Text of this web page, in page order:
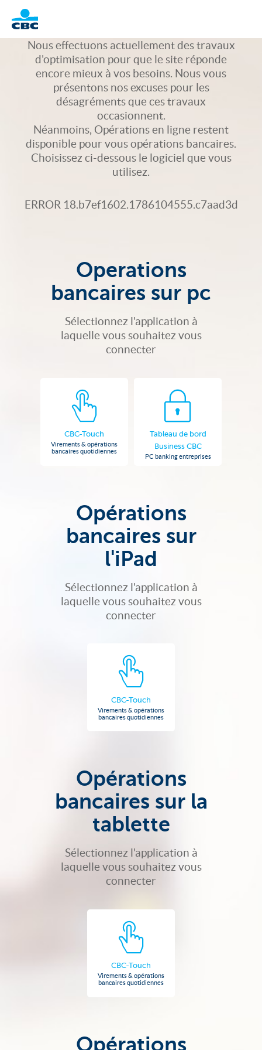
LogoNous effectuons actuellement des travaux
d'optimisation pour que le site réponde
encore mieux à vos besoins. Nous vous
présentons nos excuses pour les
désagréments que ces travaux
occasionnent.
Néanmoins, Opérations en ligne restent
disponible pour vous opérations bancaires.
Choisissez ci-dessous le logiciel que vous
utilisez.
ERROR 18.b7ef1602.1786104555.c7aad3d
Operations
bancaires sur pc
Sélectionnez l'application à
laquelle vous souhaitez vous
connecter
CBC-Touch
Virements & opérations
bancaires quotidiennes
Tableau de bord
Business CBC
PC banking entreprises
Opérations
bancaires sur
l'iPad
Sélectionnez l'application à
laquelle vous souhaitez vous
connecter
CBC-Touch
Virements & opérations
bancaires quotidiennes
Opérations
bancaires sur la
tablette
Sélectionnez l'application à
laquelle vous souhaitez vous
connecter
CBC-Touch
Virements & opérations
bancaires quotidiennes
Opérations